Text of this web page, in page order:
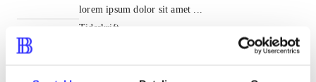
lorem ipsum dolor sit amet ...
Tidsskrift
Artiklerne i